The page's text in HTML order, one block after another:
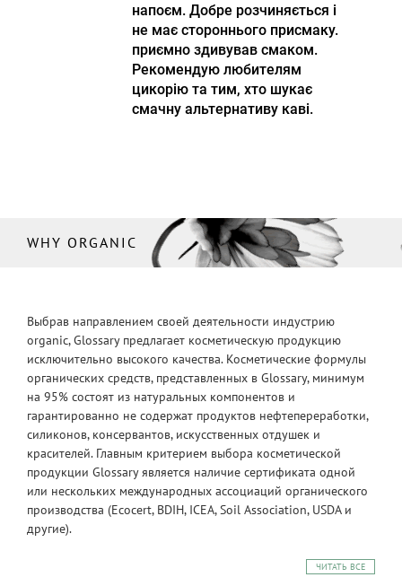
напоєм. Добре розчиняється і
не має стороннього присмаку.
приємно здивував смаком.
Рекомендую любителям
цикорію та тим, хто шукає
смачну альтернативу каві.
WHY ORGANIC
Выбрав направлением своей деятельности индустрию
organic, Glossary предлагает косметическую продукцию
исключительно высокого качества. Косметические формулы
органических средств, представленных в Glossary, минимум
на 95% состоят из натуральных компонентов и
гарантированно не содержат продуктов нефтепереработки,
силиконов, консервантов, искусственных отдушек и
красителей. Главным критерием выбора косметической
продукции Glossary является наличие сертификата одной
или нескольких международных ассоциаций органического
производства (Ecocert, BDIH, ICEA, Soil Association, USDA и
другие).
ЧИТАТЬ ВСЕ